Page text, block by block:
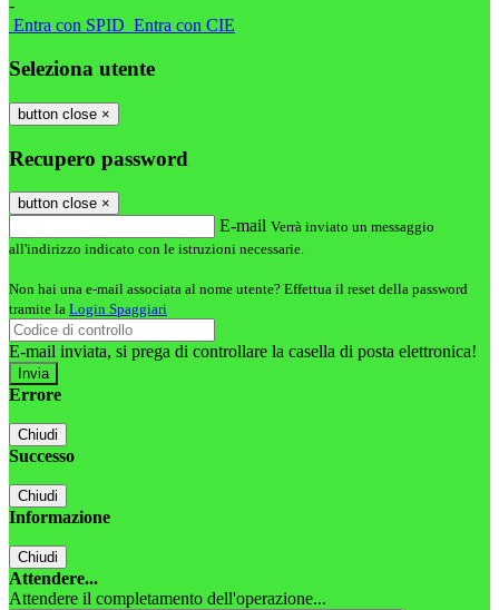
-
Entra con SPID Entra con CIE
Seleziona utente
button close ×
Recupero password
button close ×
E-mail Verrà inviato un messaggio
all'indirizzo indicato con le istruzioni necessarie.
Non hai una e-mail associata al nome utente? Effettua il reset della password
tramite la Login Spaggiari
E-mail inviata, si prega di controllare la casella di posta elettronica!
Errore
Chiudi
Successo
Chiudi
Informazione
Chiudi
Attendere...
Attendere il completamento dell'operazione...